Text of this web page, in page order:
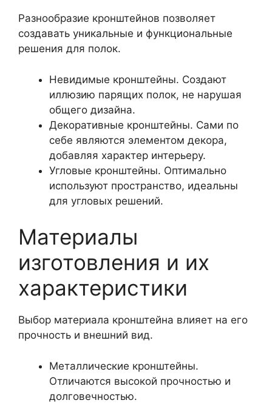
Разнообразие кронштейнов позволяет
создавать уникальные и функциональные
решения для полок.
Невидимые кронштейны. Создают
иллюзию парящих полок, не нарушая
общего дизайна.
Декоративные кронштейны. Сами по
себе являются элементом декора,
добавляя характер интерьеру.
Угловые кронштейны. Оптимально
используют пространство, идеальны
для угловых решений.
Материалы
изготовления и их
характеристики
Выбор материала кронштейна влияет на его
прочность и внешний вид.
Металлические кронштейны.
Отличаются высокой прочностью и
долговечностью.